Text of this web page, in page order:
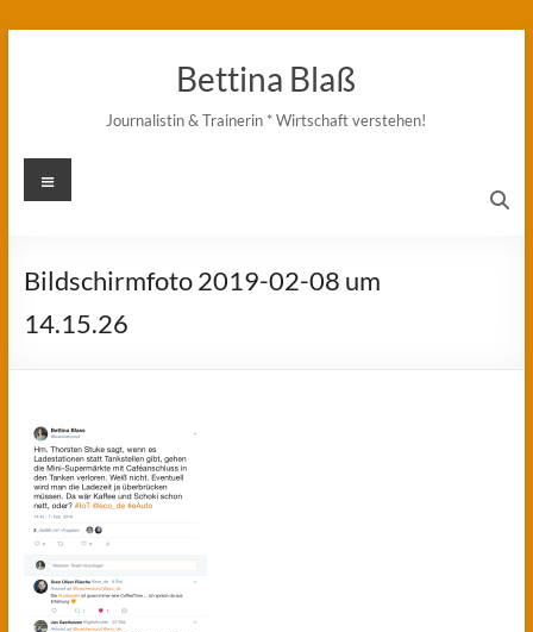
Bettina Blaß
Journalistin & Trainerin * Wirtschaft verstehen!
Menü
Bildschirmfoto 2019-02-08 um
14.15.26